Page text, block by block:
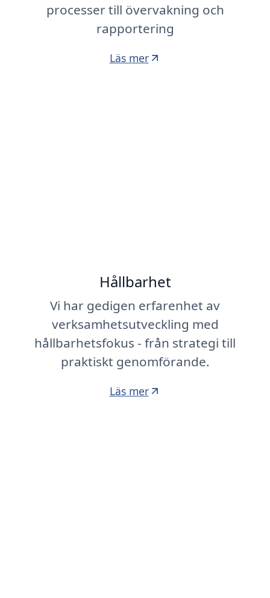
processer till övervakning och
rapportering
Läs mer
Hållbarhet
Vi har gedigen erfarenhet av
verksamhetsutveckling med
hållbarhetsfokus - från strategi till
praktiskt genomförande.
Läs mer